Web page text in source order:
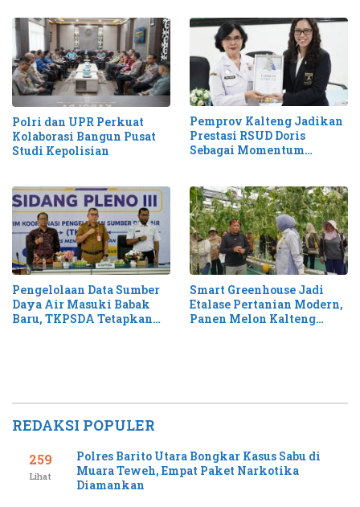
Polri dan UPR Perkuat
Kolaborasi Bangun Pusat
Studi Kepolisian
Pemprov Kalteng Jadikan
Prestasi RSUD Doris
Sebagai Momentum
Pengelolaan Data Sumber
Daya Air Masuki Babak
Baru, TKPSDA Tetapkan
Smart Greenhouse Jadi
Etalase Pertanian Modern,
Panen Melon Kalteng
REDAKSI POPULER
259
Lihat
Polres Barito Utara Bongkar Kasus Sabu di
Muara Teweh, Empat Paket Narkotika
Diamankan